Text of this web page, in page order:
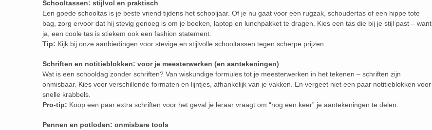
Schooltassen: stijlvol en praktisch
Een goede schooltas is je beste vriend tijdens het schooljaar. Of je nu gaat voor een rugzak, schoudertas of een hippe tote
bag, zorg ervoor dat hij stevig genoeg is om je boeken, laptop en lunchpakket te dragen. Kies een tas die bij je stijl past – want
ja, een coole tas is stiekem ook een fashion statement.
Tip: Kijk bij onze aanbiedingen voor stevige en stijlvolle schooltassen tegen scherpe prijzen.
Schriften en notitieblokken: voor je meesterwerken (en aantekeningen)
Wat is een schooldag zonder schriften? Van wiskundige formules tot je meesterwerken in het tekenen – schriften zijn
onmisbaar. Kies voor verschillende formaten en lijntjes, afhankelijk van je vakken. En vergeet niet een paar notitieblokken voor
snelle krabbels.
Pro-tip: Koop een paar extra schriften voor het geval je leraar vraagt om “nog een keer” je aantekeningen te delen.
Pennen en potloden: onmisbare tools